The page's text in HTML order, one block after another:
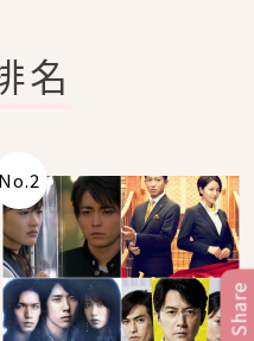
名
No.2
Share